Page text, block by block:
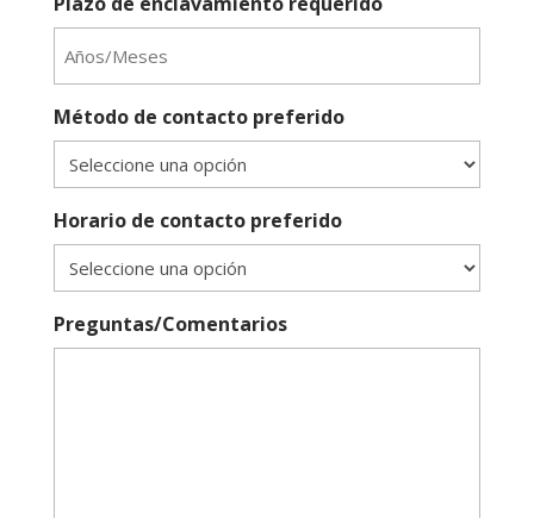
Método de contacto preferido
Horario de contacto preferido
Preguntas/Comentarios